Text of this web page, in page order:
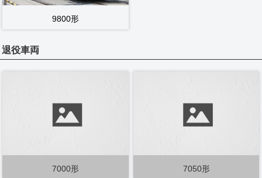
9800形
退役車両
7000形 7050形